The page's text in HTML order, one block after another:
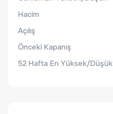
Hacim
Açılış
Önceki Kapanış
52 Hafta En Yüksek/Düşük